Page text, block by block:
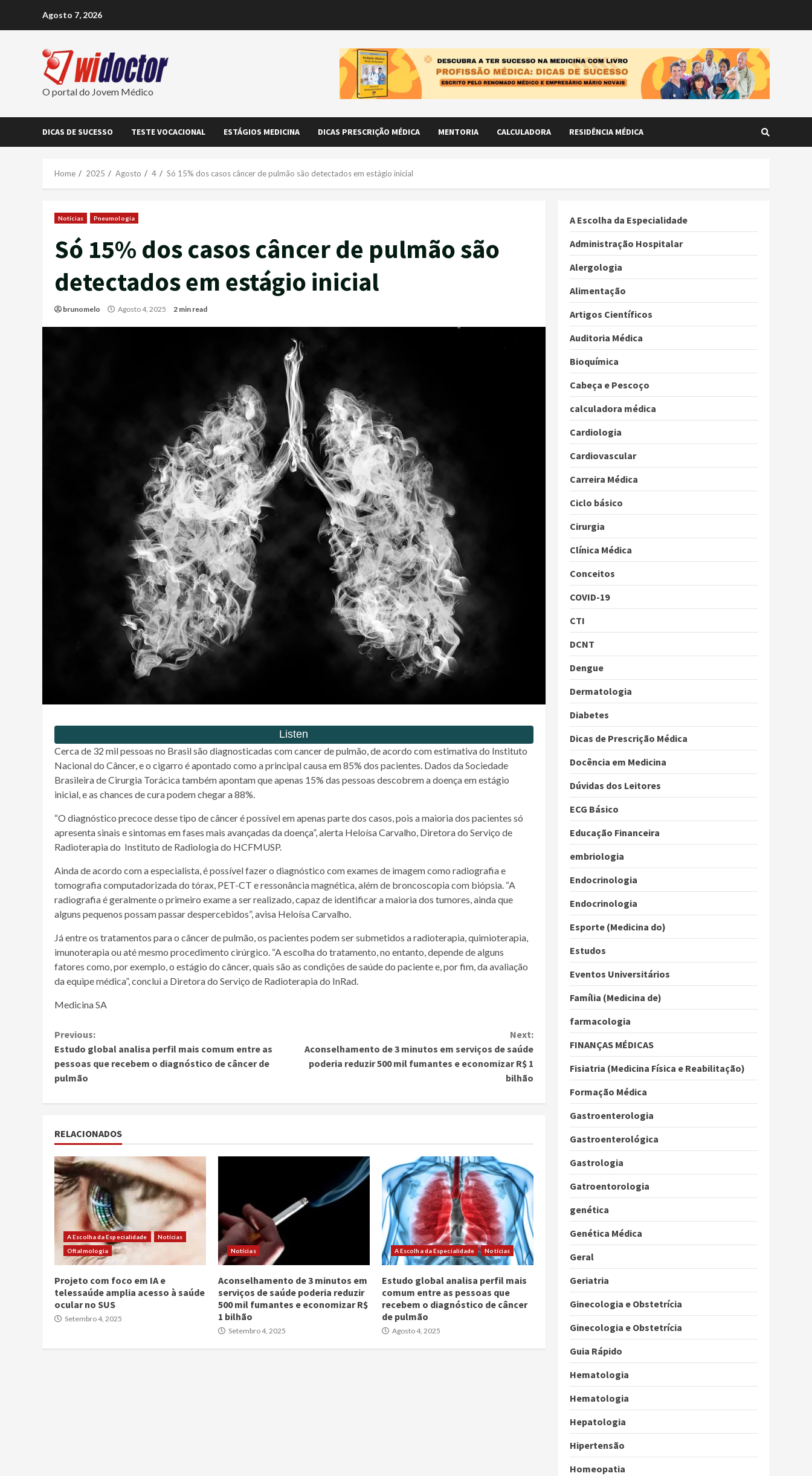
Agosto 7, 2026
O portal do Jovem Médico
DICAS DE SUCESSO TESTE VOCACIONAL ESTÁGIOS MEDICINA DICAS PRESCRIÇÃO MÉDICA MENTORIA CALCULADORA RESIDÊNCIA MÉDICA
Home 2025 Agosto 4 Só 15% dos casos câncer de pulmão são detectados em estágio inicial
Notícias Pneumologia
Só 15% dos casos câncer de pulmão são
detectados em estágio inicial
brunomelo Agosto 4, 2025 2 min read
Cerca de 32 mil pessoas no Brasil são diagnosticadas com cancerde pulmão, de acordo com estimativa do Instituto
Nacional do Câncer, e o cigarro é apontado como a principal causa em 85% dos pacientes. Dados da Sociedade
Brasileira de Cirurgia Torácica também apontam que apenas 15% das pessoas descobrem a doença em estágio
inicial, e as chances de cura podem chegar a 88%.
“O diagnóstico precoce desse tipo de câncer é possível em apenas parte dos casos, pois a maioria dos pacientes só
apresenta sinais e sintomas em fases mais avançadas da doença”, alerta Heloísa Carvalho, Diretora do Serviço de
Radioterapia do Instituto de Radiologia do HCFMUSP.
Ainda de acordo com a especialista, é possível fazer o diagnóstico com exames de imagem como radiografia e
tomografia computadorizada do tórax, PET-CT e ressonância magnética, além de broncoscopia com biópsia. “A
radiografia é geralmente o primeiro exame a ser realizado, capaz de identificar a maioria dos tumores, ainda que
alguns pequenos possam passar despercebidos”, avisa Heloísa Carvalho.
Já entre os tratamentos para o câncer de pulmão, os pacientes podem ser submetidos a radioterapia, quimioterapia,
imunoterapia ou até mesmo procedimento cirúrgico. “A escolha do tratamento, no entanto, depende de alguns
fatores como, por exemplo, o estágio do câncer, quais são as condições de saúde do paciente e, por fim, da avaliação
da equipe médica”, conclui a Diretora do Serviço de Radioterapia do InRad.
Medicina SA
Continue
Reading
Previous:
Estudo global analisa perfil mais comum entre as
pessoas que recebem o diagnóstico de câncer de
pulmão
Next:
Aconselhamento de 3 minutos em serviços de saúde
poderia reduzir 500 mil fumantes e economizar R$ 1
bilhão
RELACIONADOS
A Escolha da Especialidade
Notícias
Oftalmologia
Projeto com foco em IA e
telessaúde amplia acesso à saúde
ocular no SUS
Setembro 4, 2025
Notícias
Aconselhamento de 3 minutos em
serviços de saúde poderia reduzir
500 mil fumantes e economizar R$
1 bilhão
Setembro 4, 2025
A Escolha da Especialidade Notícias
Estudo global analisa perfil mais
comum entre as pessoas que
recebem o diagnóstico de câncer
de pulmão
Agosto 4, 2025
A Escolha da Especialidade
Administração Hospitalar
Alergologia
Alimentação
Artigos Científicos
Auditoria Médica
Bioquímica
Cabeça e Pescoço
calculadora médica
Cardiologia
Cardiovascular
Carreira Médica
Ciclo básico
Cirurgia
Clínica Médica
Conceitos
COVID-19
CTI
DCNT
Dengue
Dermatologia
Diabetes
Dicas de Prescrição Médica
Docência em Medicina
Dúvidas dos Leitores
ECG Básico
Educação Financeira
embriologia
Endocrinologia
Endocrinologia
Esporte (Medicina do)
Estudos
Eventos Universitários
Família (Medicina de)
farmacologia
FINANÇAS MÉDICAS
Fisiatria (Medicina Física e Reabilitação)
Formação Médica
Gastroenterologia
Gastroenterológica
Gastrologia
Gatroentorologia
genética
Genética Médica
Geral
Geriatria
Ginecologia e Obstetrícia
Ginecologia e Obstetrícia
Guia Rápido
Hematologia
Hematologia
Hepatologia
Hipertensão
Homeopatia